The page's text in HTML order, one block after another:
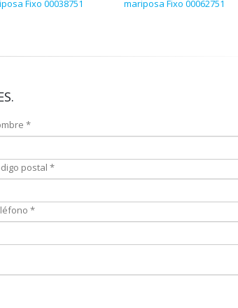
Fixo 00038751
mariposa Fixo 00062751
*
postal *
*